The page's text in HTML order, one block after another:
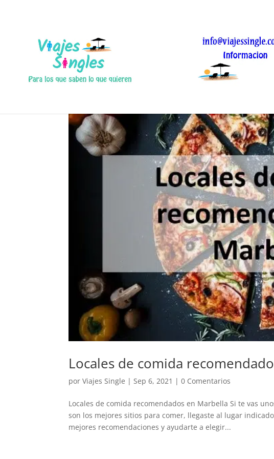
Locales de comida
porViajes Single | Sep 6, 2021 |0 Comentarios
Locales de comida recomendados en Marbella Si te vas
son los mejores sitios para comer, llegaste al lugar
mejores recomendaciones y ayudarte a elegir...